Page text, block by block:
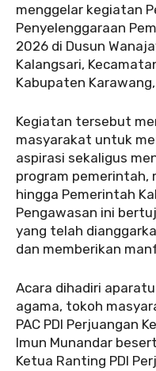
menggelar kegiatan
Penyelenggaraan
2026 di Dusun
Kalangsari,
Kabupaten
Kegiatan tersebut
masyarakat untuk
aspirasi sekaligus
program pemerintah,
hingga Pemerintah
Pengawasan ini
yang telah
dan memberikan
Acara dihadiri
agama, tokoh
PAC PDI Perjuangan
Imun Munandar
Ketua Ranting PDI